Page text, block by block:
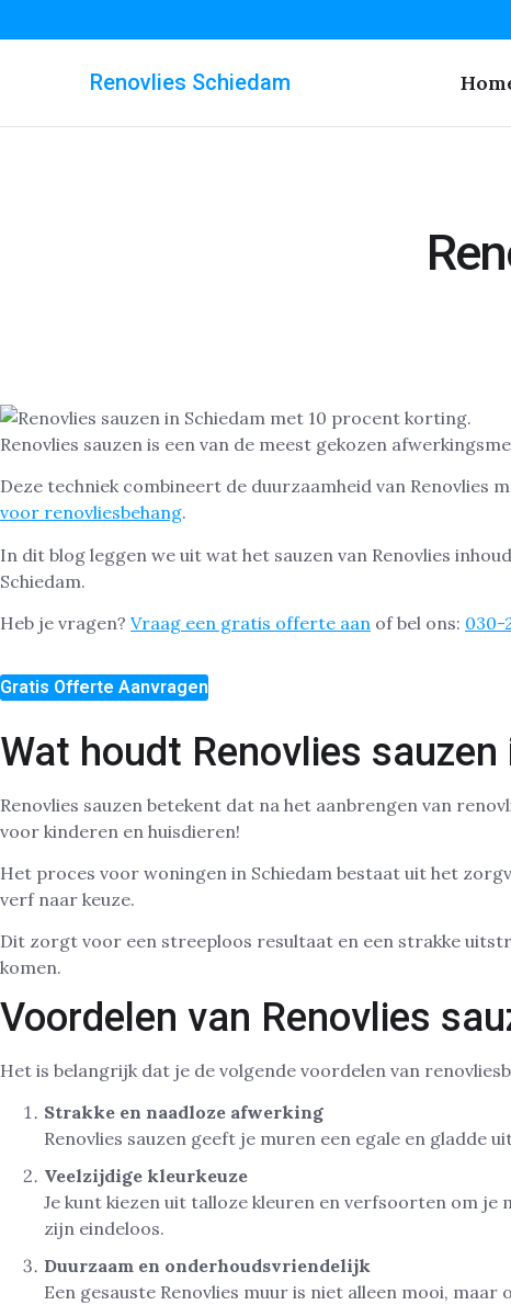
Renovlies Schiedam
Renovlies sauzen is een van de meest gekozen
Deze techniek combineert de duurzaamheid van Renovlies
voor renovliesbehang.
In dit blog leggen we uit wat het sauzen van Renovlies
Schiedam.
Heb je vragen? Vraag een gratis offerte aan of bel ons: 030-
Gratis Offerte Aanvragen
Wat houdt Renovlies sauzen
Renovlies sauzen betekent dat na het aanbrengen van
voor kinderen en huisdieren!
Het proces voor woningen in Schiedam bestaat uit het
verf naar keuze.
Dit zorgt voor een streeploos resultaat en een strakke
komen.
Voordelen van Renovlies
Het is belangrijk dat je de volgende voordelen van
Strakke en naadloze afwerking
Renovlies sauzen geeft je muren een egale en
Veelzijdige kleurkeuze
Je kunt kiezen uit talloze kleuren en verfsoorten om
zijn eindeloos.
Duurzaam en onderhoudsvriendelijk
Een gesauste Renovlies muur is niet alleen mooi,